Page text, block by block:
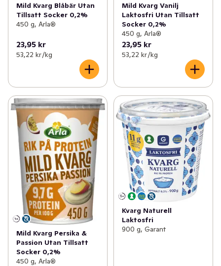
Mild Kvarg Blåbär Utan
Tillsatt Socker 0,2%
450 g, Arla®
23,95 kr
53,22 kr /kg
Mild Kvarg Vanilj
Laktosfri Utan Tillsatt
Socker 0,2%
450 g, Arla®
23,95 kr
53,22 kr /kg
Mild Kvarg Persika &
Passion Utan Tillsatt
Socker 0,2%
450 g, Arla®
Kvarg Naturell
Laktosfri
900 g, Garant